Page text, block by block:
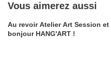
Vous aimerez aussi
Au revoir Atelier Art Session et
bonjour HANG'ART !